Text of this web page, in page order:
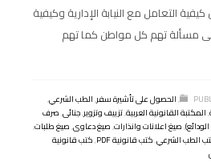
التعامل مع النيابة الإدارية وكيفية
مسألة تهم كل مواطن كما تهم
,الحصول على تأشيرة سفر,الطب الشرعي,
,المكتبة القانونية العربية,تزييف وتزوير,جنائى,صرف
,صيغ اعلانات وانذارات,صيغ دعاوى,صيغ طلبات,
الطب الشرعي,كتب قانونية PDF ,كتب قانونية